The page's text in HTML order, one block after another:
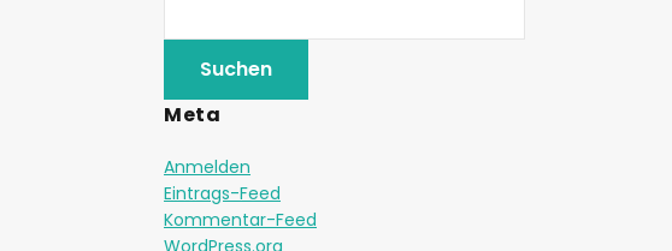
Meta
Anmelden
Eintrags-Feed
Kommentar-Feed
WordPress.org